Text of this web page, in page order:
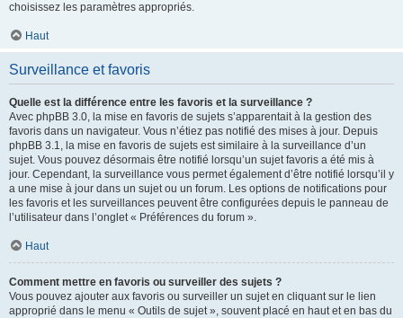
choisissez les paramètres appropriés.
Haut
Surveillance et favoris
Quelle est la différence entre les favoris et la surveillance ?
Avec phpBB 3.0, la mise en favoris de sujets s’apparentait à la gestion des
favoris dans un navigateur. Vous n’étiez pas notifié des mises à jour. Depuis
phpBB 3.1, la mise en favoris de sujets est similaire à la surveillance d’un
sujet. Vous pouvez désormais être notifié lorsqu’un sujet favoris a été mis à
jour. Cependant, la surveillance vous permet également d’être notifié lorsqu’il y
a une mise à jour dans un sujet ou un forum. Les options de notifications pour
les favoris et les surveillances peuvent être configurées depuis le panneau de
l’utilisateur dans l’onglet « Préférences du forum ».
Haut
Comment mettre en favoris ou surveiller des sujets ?
Vous pouvez ajouter aux favoris ou surveiller un sujet en cliquant sur le lien
approprié dans le menu « Outils de sujet », souvent placé en haut et en bas du